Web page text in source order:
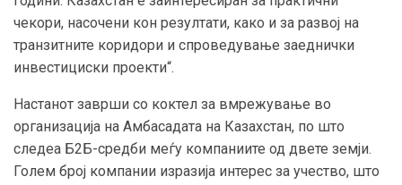
чекори, насочени кон резултати, како и за развој на
транзитните коридори и спроведување заеднички
инвестициски проекти“.
Настанот заврши со коктел за вмрежување во
организација на Амбасадата на Казахстан, по што
следеа Б2Б-средби меѓу компаниите од двете земји.
Голем број компании изразија интерес за учество, што